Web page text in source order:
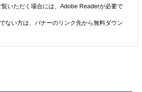
いただく場合には、Adobe Readerが必要で
ない方は、バナーのリンク先から無料ダウン